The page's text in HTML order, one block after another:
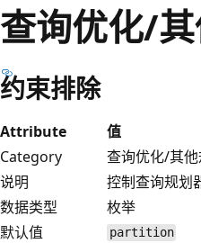
查询优化/
约束排除
Attribute
值
Category
查询优化/其
说明
控制查询规划
数据类型
枚举
默认值
partition